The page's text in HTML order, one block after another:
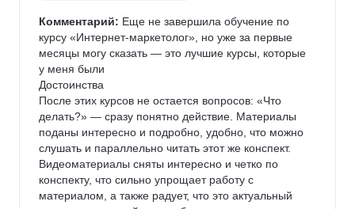
Комментарий: Еще не завершила обучение по
курсу «Интернет-маркетолог», но уже за первые
месяцы могу сказать — это лучшие курсы, которые
у меня были
Достоинства
После этих курсов не остается вопросов: «Что
делать?» — сразу понятно действие. Материалы
поданы интересно и подробно, удобно, что можно
слушать и параллельно читать этот же конспект.
Видеоматериалы сняты интересно и четко по
конспекту, что сильно упрощает работу с
материалом, а также радует, что это актуальный